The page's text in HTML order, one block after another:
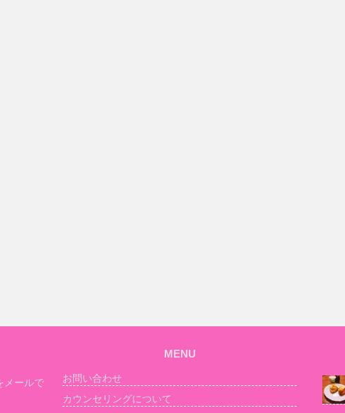
メールで
MENU
お問い合わせ
カウンセリングについて